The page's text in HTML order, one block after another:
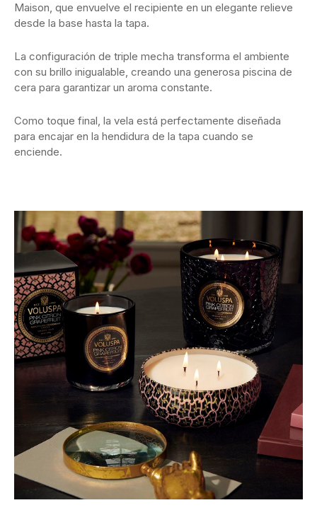
Maison, que envuelve el recipiente en un elegante relieve
desde la base hasta la tapa.
La configuración de triple mecha transforma el ambiente
con su brillo inigualable, creando una generosa piscina de
cera para garantizar un aroma constante.
Como toque final, la vela está perfectamente diseñada
para encajar en la hendidura de la tapa cuando se
enciende.